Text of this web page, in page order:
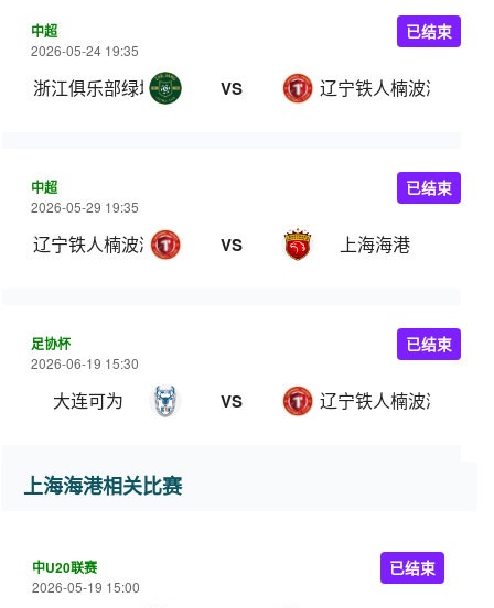
中超
2026-05-24 19:35
浙江俱乐部绿城 VS 辽宁铁人楠波湾
已结束
中超
2026-05-29 19:35
辽宁铁人楠波湾 VS 上海海港
已结束
足协杯
2026-06-19 15:30
大连可为 VS 辽宁铁人楠波湾
已结束
上海海港相关比赛
中U20联赛
2026-05-19 15:00
已结束